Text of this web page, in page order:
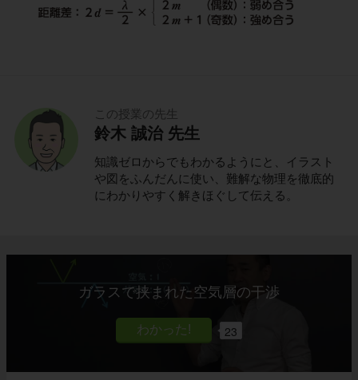
この授業の先生
鈴木 誠治 先生
知識ゼロからでもわかるようにと、イラスト
や図をふんだんに使い、難解な物理を徹底的
にわかりやすく解きほぐして伝える。
ガラスで挟まれた空気層の干渉
23